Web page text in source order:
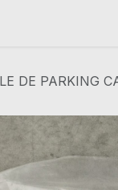
DE PARKING